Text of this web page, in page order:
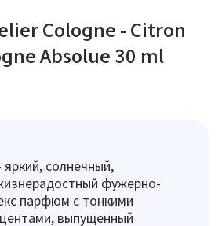
Cologne - Citron
Absolue 30 ml
солнечный,
фужерно-
парфюм с тонкими
выпущенный